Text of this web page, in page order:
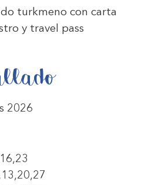
turkmeno con carta
y travel pass
2026